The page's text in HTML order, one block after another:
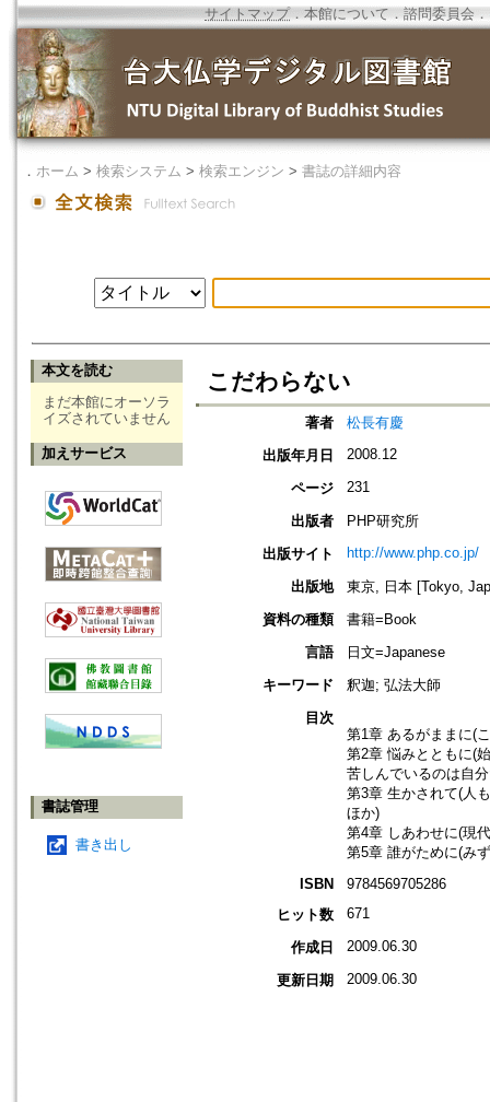
サイトマップ．本館について ． 諮問委員会 ．
． ホーム > 検索システム > 検索エンジン > 書誌の詳細内容
本文を読む
まだ本館にオーソラ
イズされていません
加えサービス
書誌管理
書き出し
こだわらない
著者
松長有慶
出版年月日
2008.12
ページ 231
出版者
PHP研究所
出版サイト
http://www.php.co.jp/
出版地
東京, 日本 [Tokyo,
資料の種類
書籍=Book
言語
日文=Japanese
キーワード
釈迦; 弘法大師
目次
第1章 あるがままに(
第2章 悩みとともに(
苦しんでいるのは自
第3章 生かされて(人
ほか)
第4章 しあわせに(現
第5章 誰がために(み
ISBN
9784569705286
ヒット数
671
作成日 2009.06.30
更新日期 2009.06.30